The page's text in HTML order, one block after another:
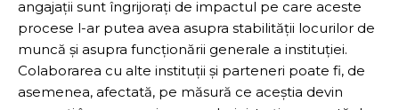
angajații sunt îngrijorați de impactul pe care aceste
procese l-ar putea avea asupra stabilității locurilor de
muncă și asupra funcționării generale a instituției.
Colaborarea cu alte instituții și parteneri poate fi, de
asemenea, afectată, pe măsură ce aceștia devin